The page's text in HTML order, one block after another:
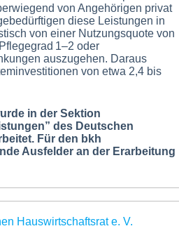
von Angehörigen privat
diese Leistungen in
von einer Nutzungsquote von
1–2 oder
auszugehen. Daraus
von etwa 2,4 bis
in der Sektion
des Deutschen
Für den bkh
Ausfelder an der Erarbeitung
Hauswirtschaftsrat e. V.